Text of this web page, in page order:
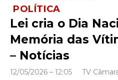
POLÍTICA
Lei cria o Dia
Memória das
– Notícias
12/05/2026 – 12:05 TV